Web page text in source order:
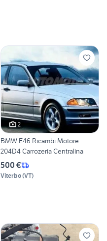
2
BMW E46 Ricambi Motore
204D4 Carrozeria Centralina
500 €
Viterbo(VT)